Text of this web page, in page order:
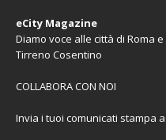
eCity Magazine
Diamo voce alle città di Roma
Tirreno Cosentino
COLLABORA CON NOI
Invia i tuoi comunicati stampa a: